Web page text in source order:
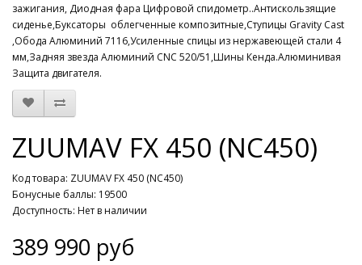
зажигания, Диодная фара Цифровой спидометр..Антискользящие
сиденье,Буксаторы облегченные композитные,Ступицы Gravity Cast
,Обода Алюминий 7116,Усиленные спицы из нержавеющей стали 4
мм,Задняя звезда Алюминий CNC 520/51,Шины Кенда.Алюминивая
Защита двигателя.
ZUUMAV FX 450 (NC450)
Код товара: ZUUMAV FX 450 (NC450)
Бонусные баллы: 19500
Доступность: Нет в наличии
389 990 руб